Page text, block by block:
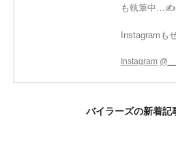
も執筆中…✍️
Instagramも
Instagram
バイラーズの新着記